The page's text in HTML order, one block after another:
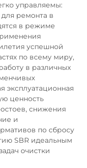
управляемы:
ремонта в
в режиме
успешной
по всему миру,
в различных
эксплуатационная
ценность
снижения
и
по сбросу
SBR идеальным
очистки